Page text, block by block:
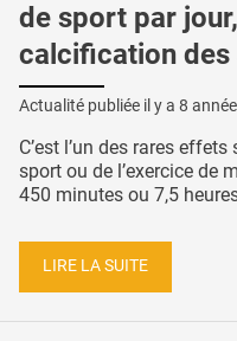
de sport par
calcification des
Actualité publiée il y a 8
C’est l’un des rares
sport ou de l’exercice de
450 minutes ou 7,5
LIRE LA SUITE